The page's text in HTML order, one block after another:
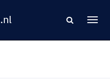
.nl